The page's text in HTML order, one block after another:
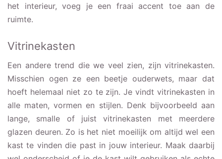
het interieur, voeg je een fraai accent toe aan de
ruimte.
Vitrinekasten
Een andere trend die we veel zien, zijn vitrinekasten.
Misschien ogen ze een beetje ouderwets, maar dat
hoeft helemaal niet zo te zijn. Je vindt vitrinekasten in
alle maten, vormen en stijlen. Denk bijvoorbeeld aan
lange, smalle of juist vitrinekasten met meerdere
glazen deuren. Zo is het niet moeilijk om altijd wel een
kast te vinden die past in jouw interieur. Maak daarbij